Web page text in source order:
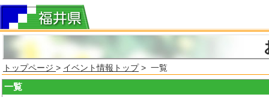
トップページ > イベント情報トップ> 一覧
一覧